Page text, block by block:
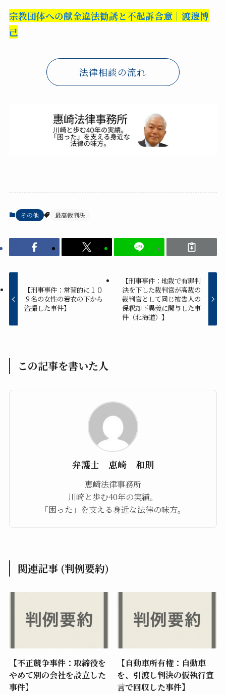
宗教団体への献金違法勧誘と不起訴合意｜渡邊博
己
法律相談の流れ
その他 最高裁判決
【刑事事件：常習的に１０
９名の女性の着衣の下から
盗撮した事件】
【刑事事件：地裁で有罪判
決を下した裁判官が高裁の
裁判官として同じ被告人の
保釈却下異義に関与した事
件（北海道）】
この記事を書いた人
弁護士 恵崎 和則
恵崎法律事務所
川崎と歩む40年の実績。
「困った」を支える身近な法律の味方。
関連記事 (判例要約)
【不正競争事件：取締役を
やめて別の会社を設立した
事件】
【自動車所有権：自動車
を、引渡し判決の仮執行宣
言で回収した事件】